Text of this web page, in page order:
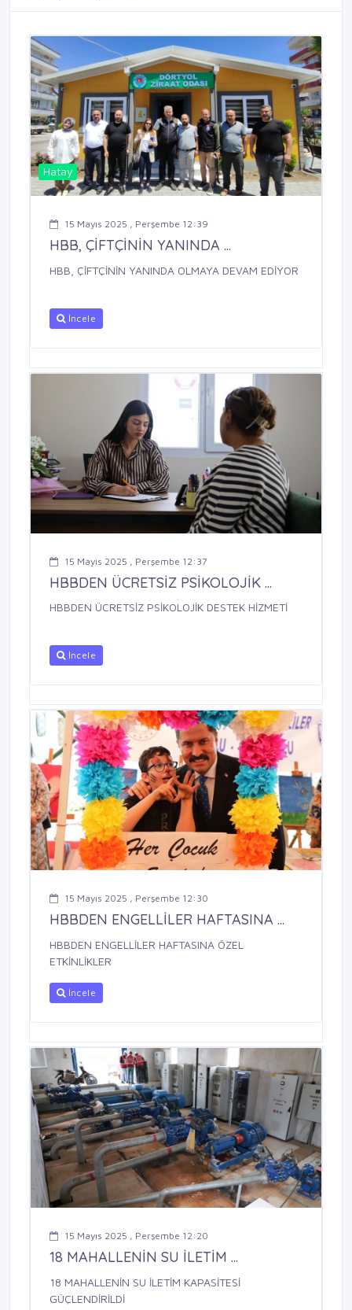
Hatay
15 Mayıs 2025 , Perşembe 12:39
HBB, ÇİFTÇİNİN YANINDA ...
HBB, ÇİFTÇİNİN YANINDA OLMAYA DEVAM EDİYOR
İncele
15 Mayıs 2025 , Perşembe 12:37
HBBDEN ÜCRETSİZ PSİKOLOJİK ...
HBBDEN ÜCRETSİZ PSİKOLOJİK DESTEK HİZMETİ
İncele
15 Mayıs 2025 , Perşembe 12:30
HBBDEN ENGELLİLER HAFTASINA ...
HBBDEN ENGELLİLER HAFTASINA ÖZEL
ETKİNLİKLER
İncele
15 Mayıs 2025 , Perşembe 12:20
18 MAHALLENİN SU İLETİM ...
18 MAHALLENİN SU İLETİM KAPASİTESİ
GÜÇLENDİRİLDİ